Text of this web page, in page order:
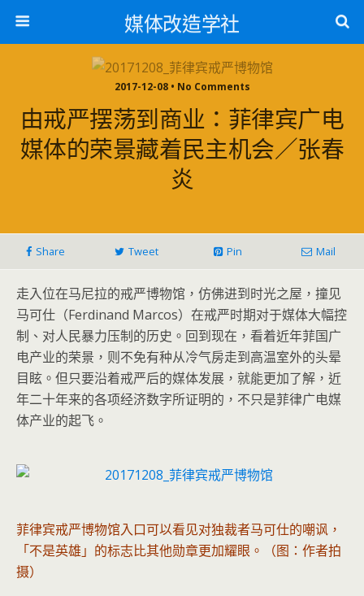
媒体改造学社
2017-12-08 • No Comments
由戒严摆荡到商业：菲律宾广电
媒体的荣景藏着民主机会／张春
炎
Share Tweet Pin Mail
走入位在马尼拉的戒严博物馆，仿佛进到时光之屋，撞见
马可仕（Ferdinand Marcos）在戒严时期对于媒体大幅控
制、对人民暴力压制的历史。回到现在，看着近年菲国广
电产业的荣景，则不免有种从冷气房走到高温室外的头晕
目眩。但只要沿着戒严后的媒体发展，就能更加了解，近
年二十年来的各项经济数字所证明的，不只是菲律广电媒
体产业的起飞。
菲律宾戒严博物馆入口可以看见对独裁者马可仕的嘲讽，
「不是英雄」的标志比其他勋章更加耀眼。（图：作者拍
摄）